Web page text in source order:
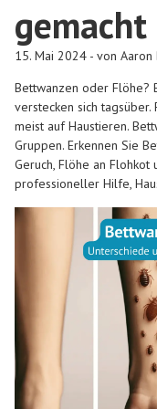
gemacht
15. Mai 2024 - von Aaron
Bettwanzen oder Flöhe?
verstecken sich
meist auf Haustieren.
Gruppen. Erkennen Sie
Geruch, Flöhe an
professioneller Hilfe,